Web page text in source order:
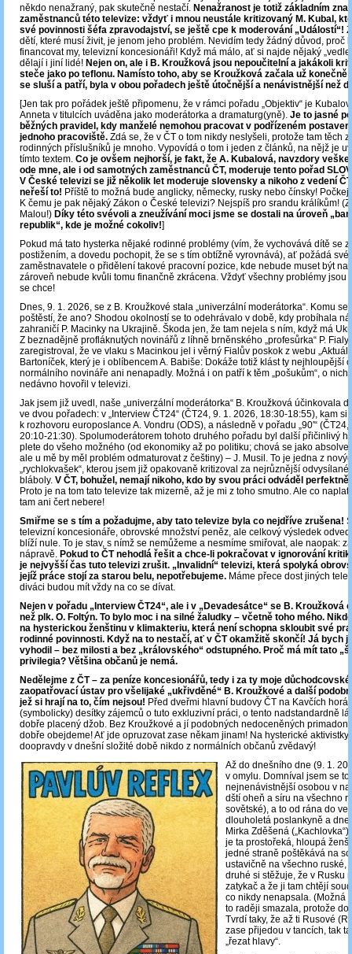
někdo nenažraný, pak skutečně nestačí. Nenažranost je totiž základním
zaměstnanců této televize: vždyť i mnou neustále kritizovaný M. Kubal,
své povinnosti šéfa zpravodajství, se ještě cpe k moderování „Událostí“!
dětí, které musí živit, je jenom jeho problém. Nevidím tedy žádný důvod, proč
financovat my, televizní koncesionáři! Když má málo, ať si najde nějaký
dělají i jiní lidé! Nejen on, ale i B. Kroužková jsou nepoučitelní a jakákoli
steče jako po teflonu. Namísto toho, aby se Kroužková začala už konečně
se sluší a patří, byla v obou pořadech ještě útočnější a nenávistnější než
[Jen tak pro pořádek ještě připomenu, že v rámci pořadu „Objektiv“ je
Anneta v titulcích uváděna jako moderátorka a dramaturg(yně). Je to jasné
běžných pravidel, kdy manželé nemohou pracovat v podřízeném
jednoho pracoviště. Zdá se, že v ČT o tom nikdy neslyšeli, protože tam těch
rodinných příslušníků je mnoho. Vypovídá o tom i jeden z článků, na nějž je
tímto textem. Co je ovšem nejhorší, je fakt, že A. Kubalová, navzdory
ode mne, ale i od samotných zaměstnanců ČT, moderuje tento pořad
V České televizi se již několik let moderuje slovensky a nikoho z vedení
neřeší to! Příště to možná bude anglicky, německy, rusky nebo čínsky!
K čemu je pak nějaký Zákon o České televizi? Nejspíš pro srandu králíkům!
Malou!) Díky této svévoli a zneužívání moci jsme se dostali na úroveň
republik“, kde je možné cokoliv!]
Pokud má tato hysterka nějaké rodinné problémy (vím, že vychovává dítě se
postižením, a dovedu pochopit, že se s tím obtížně vyrovnává), ať požádá
zaměstnavatele o přidělení takové pracovní pozice, kde nebude muset být na
zároveň nebude kvůli tomu finančně zkrácena. Vždyť všechny problémy jsou
se chce!
Dnes, 9. 1. 2026, se z B. Kroužkové stala „univerzální moderátorka“. Komu
poštěstí, že ano? Shodou okolností se to odehrávalo v době, kdy probíhala
zahraničí P. Macinky na Ukrajině. Škoda jen, že tam nejela s ním, když má
Z beznadějně profláknutých novinářů z líhně brněnského „profesůrka“ P. Fialy
zaregistroval, že ve vlaku s Macinkou jel i věrný Fialův poskok z webu
Bartoníček, který je i oblíbencem A. Babiše: Dokáže totiž klást ty nejhloupější
normálního novináře ani nenapadly. Možná i on patří k těm „pošukům“, o
nedávno hovořil v televizi.
Jak jsem již uvedl, naše „univerzální moderátorka“ B. Kroužková účinkovala
ve dvou pořadech: v „Interview ČT24“ (ČT24, 9. 1. 2026, 18:30-18:55), kam si
k rozhovoru europoslance A. Vondru (ODS), a následně v pořadu „90′“
20:10-21:30). Spolumoderátorem tohoto druhého pořadu byl další přičinlivý
plete do všeho možného (od ekonomiky až po politiku; chová se jako
ale u mě by měl problém odmaturovat z češtiny) – J. Musil. To je jedna z
„rychlokvašek“, kterou jsem již opakovaně kritizoval za nejrůznější odvysílané
bláboly. V ČT, bohužel, nemají nikoho, kdo by svou práci odváděl perfektně
Proto je na tom tato televize tak mizerně, až je mi z toho smutno. Ale co
tam ani čert nebere!
Smiřme se s tím a požadujme, aby tato televize byla co nejdříve zrušena!
televizní koncesionáře, obrovské množství peněz, ale celkový výsledek
blíží nule. To je stav, s nímž se nemůžeme a nesmíme smiřovat, ale naopak:
nápravě. Pokud to ČT nehodlá řešit a chce-li pokračovat v ignorování
je nejvyšší čas tuto televizi zrušit. „Invalidní“ televizi, která spolyká
jejíž práce stojí za starou belu, nepotřebujeme. Máme přece dost jiných
diváci budou mít vždy na co se dívat.
Nejen v pořadu „Interview ČT24“, ale i v „Devadesátce“ se B. Kroužková
než plk. O. Foltýn. To bylo moc i na silné žaludky – včetně toho mého.
na hysterickou ženštinu v klimakteriu, která není schopna skloubit své
rodinné povinnosti. Když na to nestačí, ať v ČT okamžitě skončí! Já bych ji
vyhodil – bez milosti a bez „královského“ odstupného. Proč má mít tato
privilegia? Většina občanů je nemá.
Nedělejme z ČT – za peníze koncesionářů, tedy i za ty moje
zaopatřovací ústav pro všelijaké „ukřivděné“ B. Kroužkové a další
jež si hrají na to, čím nejsou! Před dveřmi hlavní budovy ČT na Kavčích
(symbolicky) desítky zájemců o tuto exkluzivní práci, o tento nadstandardně
dobře placený džob. Bez Kroužkové a jí podobných nedoceněných primadon
dobře obejdeme! Ať jde opruzovat zase někam jinam! Na hysterické aktivistky
doopravdy v dnešní složité době nikdo z normálních občanů zvědavý!
Až do dnešního dne (9. 1.
v omylu. Domníval jsem se
nejnenávistnější osobou v
dští oheň a síru na všechno
sovětské), a to od rána do
dlouholetá poslankyně a
Mirka Zděšená
je ta prostořeká, hloupá
jedné straně poštěkává na
ustavičně na všechno ruské,
druhé si stěžuje, že v Rusku
zatykač a že ji tam chtějí
co nikdy nenapsala. (Možná
to raději smazala, protože
Tvrdí taky, že až ti Rusové
zase přijedou v tancích, tak
„řezat hlavy“.